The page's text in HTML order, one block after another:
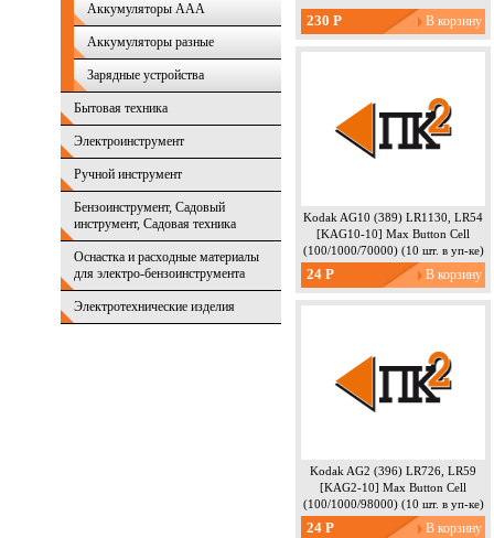
Аккумуляторы AAA
Аккумуляторы разные
Зарядные устройства
Бытовая техника
Электроинструмент
Ручной инструмент
Бензоинструмент, Садовый
инструмент, Садовая техника
Оснастка и расходные материалы
для электро-бензоинструмента
Электротехнические изделия
230 Р
Kodak AG10 (389) LR1130, LR54
[KAG10-10] Max Button Cell
(100/1000/70000) (10 шт. в уп-ке)
24 Р
Kodak AG2 (396) LR726, LR59
[KAG2-10] Max Button Cell
(100/1000/98000) (10 шт. в уп-ке)
24 Р